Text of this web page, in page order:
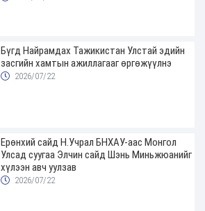
Бүгд Найрамдах Тажикистан Улстай эдийн
засгийн хамтын ажиллагааг өргөжүүлнэ
2026/07/22
Ерөнхий сайд Н.Учрал БНХАУ-аас Монгол
Улсад суугаа Элчин сайд Шэнь Миньжюанийг
хүлээн авч уулзав
2026/07/22